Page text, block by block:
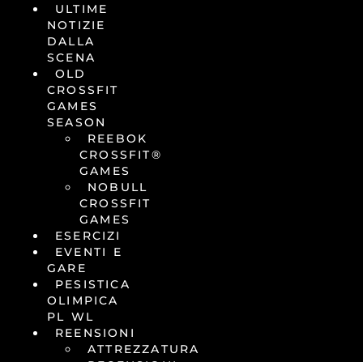
ULTIME
NOTIZIE
DALLA
SCENA
OLD
CROSSFIT
GAMES
SEASON
REEBOK
CROSSFIT®
GAMES
NOBULL
CROSSFIT
GAMES
ESERCIZI
EVENTI E
GARE
PESISTICA
OLIMPICA
PL WL
REENSIONI
ATTREZZATURA